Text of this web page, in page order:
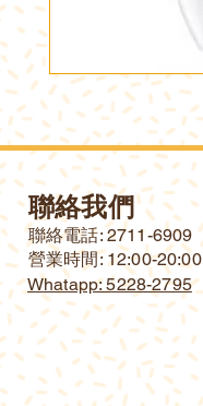
聯絡我們
​聯絡電話: 2711-6909
營業時間: 12:00-20:00
Whatapp: 5228-2795